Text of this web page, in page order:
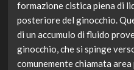
formazione cistica piena di
posteriore del ginocchio.
di un accumulo di fluido
ginocchio, che si spinge
comunemente chiamata